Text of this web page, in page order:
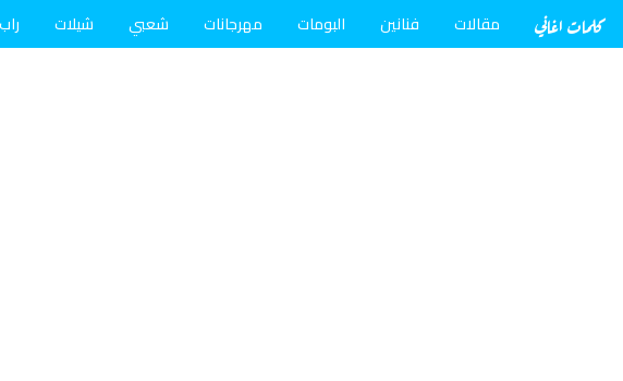
كلمات اغاني مقالات فنانين البومات مهرجانات شعبي شيلات راب